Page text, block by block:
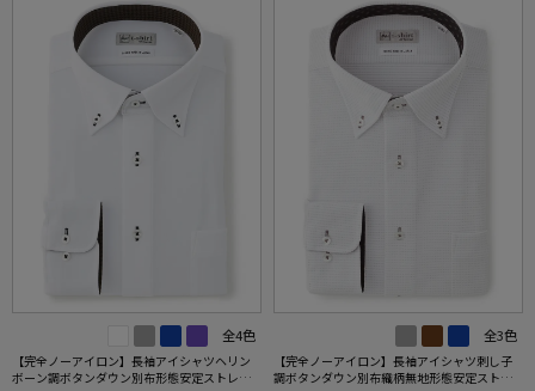
全4色
【完全ノーアイロン】長袖アイシャツヘリン
ボーン調ボタンダウン別布形態安定ストレッ
全3色
【完全ノーアイロン】長袖アイシャツ刺し子
調ボタンダウン別布織柄無地形態安定ストレ